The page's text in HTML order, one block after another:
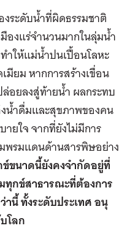
ระดับน้ำที่ผิดธรรมชาติ
องแร่จำนวนมากในลุ่มน้ำ
ำให้แม่น้ำปนเปื้อนโลหะ
มียม หากการสร้างเขื่อน
อยลงสู่ท้ายน้ำ ผลกระทบ
น้ำดื่มและสุขภาพของคน
ยใจ จากที่ยังไม่มีการ
พรมแดนด้านสารพิษอย่าง
ขนาดนี้ยังคงจำกัดอยู่ที่
ทุกข์สาธารณะที่ต้องการ
นี้ ทั้งระดับประเทศ อนุ
โลก